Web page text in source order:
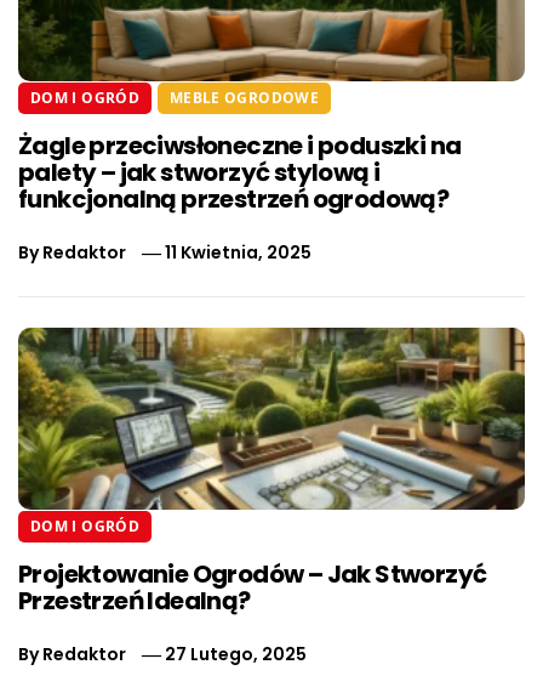
DOM I OGRÓD MEBLE OGRODOWE
Żagle przeciwsłoneczne i poduszki na
palety – jak stworzyć stylową i
funkcjonalną przestrzeń ogrodową?
ByRedaktor 11 Kwietnia, 2025
DOM I OGRÓD
Projektowanie Ogrodów – Jak Stworzyć
Przestrzeń Idealną?
ByRedaktor 27 Lutego, 2025